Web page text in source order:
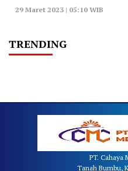
29 Maret 2023 | 05:10 WIB
TRENDING
PT. Cahaya
Tanah Bumbu,